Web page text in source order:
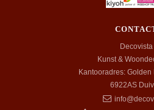
Decovista
Kunst &
Kantooradres:
6922AS